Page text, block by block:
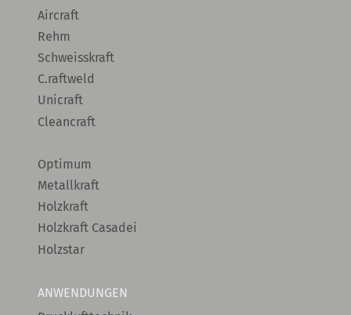
Aircraft
Rehm
Schweisskraft
C.raftweld
Unicraft
Cleancraft
Optimum
Metallkraft
Holzkraft
Holzkraft Casadei
Holzstar
ANWENDUNGEN